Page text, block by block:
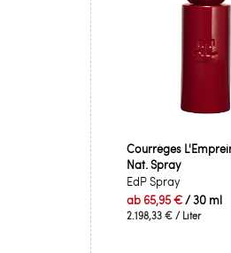
Courrèges
Nat. Spray
EdP Spray
ab 65,95 €/ 30 ml
2.198,33 € / Liter